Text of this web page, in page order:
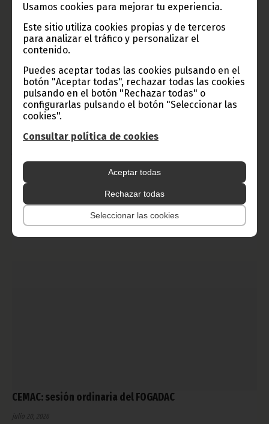
Usamos cookies para mejorar tu experiencia.
Este sitio utiliza cookies propias y de terceros
para analizar el tráfico y personalizar el
contenido.
Puedes aceptar todas las cookies pulsando en el
botón "Aceptar todas", rechazar todas las cookies
pulsando en el botón "Rechazar todas" o
configurarlas pulsando el botón "Seleccionar las
cookies".
Consultar política de cookies
Aceptar todas
Rechazar todas
Seleccionar las cookies
Guinea Ecuatorial participa en la conmemoración del
Día Internacional de Nelson Mandela en la Asamblea
General de las Naciones Unidas
La comunidad internacional une sus voces bajo el lema
"Combatir la pobreza y la inequidad sigue estando en nuestras
manos", instando a la acción urgente frente a los retos
globales del desarrollo.
CEMAC: sesión ordinaria del FOGADAC
julio 20, 2026